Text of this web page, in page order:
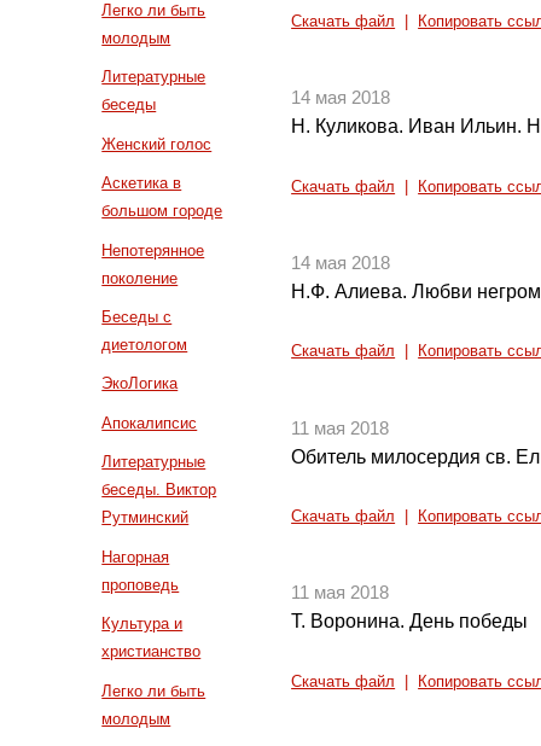
Легко ли быть
молодым
Литературные
беседы
Женский голос
Аскетика в
большом городе
Непотерянное
поколение
Беседы с
диетологом
ЭкоЛогика
Апокалипсис
Литературные
беседы. Виктор
Рутминский
Нагорная
проповедь
Культура и
христианство
Легко ли быть
молодым
Скачать файл Копировать
14 мая 2018
Н. Куликова. Иван Ильин.
Скачать файл Копировать
14 мая 2018
Н.Ф. Алиева. Любви
Скачать файл Копировать
11 мая 2018
Обитель милосердия св.
Скачать файл Копировать
11 мая 2018
Т. Воронина. День победы
Скачать файл Копировать